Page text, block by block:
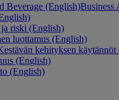
Beverage (English)Business
riski (English)
luottamus (English)
kehityksen
(English)
(English)